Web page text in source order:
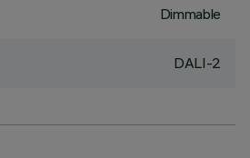
Dimmable
DALI-2